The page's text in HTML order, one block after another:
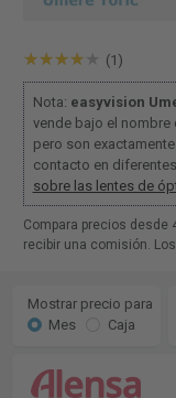
(1)
Nota: easyvision
vende bajo el nombre
pero son
contacto en
sobre las lentes de
Compara precios desde
recibir una comisión.
Mostrar precio para
Mes
Caja